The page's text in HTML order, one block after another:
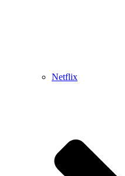
Netflix